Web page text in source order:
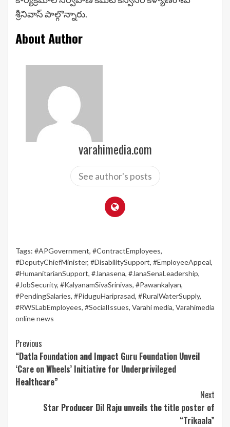
శ్రీనివాస్ పాల్గొన్నారు.
About Author
varahimedia.com
See author's posts
Tags: #APGovernment, #ContractEmployees,
#DeputyChiefMinister, #DisabilitySupport, #EmployeeAppeal,
#HumanitarianSupport, #Janasena, #JanaSenaLeadership,
#JobSecurity, #KalyanamSivaSrinivas, #Pawankalyan,
#PendingSalaries, #PiduguHariprasad, #RuralWaterSupply,
#RWSLabEmployees, #SocialIssues, Varahi media, Varahimedia
online news
Continue
Reading
Previous
“Datla Foundation and Impact Guru Foundation Unveil
‘Care on Wheels’ Initiative for Underprivileged
Healthcare”
Next
Star Producer Dil Raju unveils the title poster of
“Trikaala”